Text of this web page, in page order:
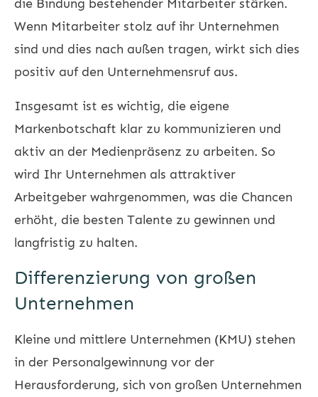
die Bindung bestehender Mitarbeiter stärken.
Wenn Mitarbeiter stolz auf ihr Unternehmen
sind und dies nach außen tragen, wirkt sich dies
positiv auf den Unternehmensruf aus.
Insgesamt ist es wichtig, die eigene
Markenbotschaft klar zu kommunizieren und
aktiv an der Medienpräsenz zu arbeiten. So
wird Ihr Unternehmen als attraktiver
Arbeitgeber wahrgenommen, was die Chancen
erhöht, die besten Talente zu gewinnen und
langfristig zu halten.
Differenzierung von großen
Unternehmen
Kleine und mittlere Unternehmen (KMU) stehen
in der Personalgewinnung vor der
Herausforderung, sich von großen Unternehmen